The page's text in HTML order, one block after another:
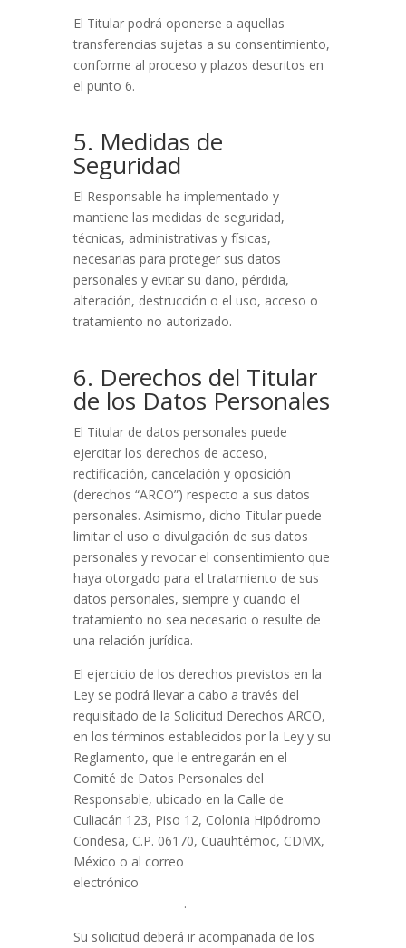
El Titular podrá oponerse a aquellas
transferencias sujetas a su consentimiento,
conforme al proceso y plazos descritos en
el punto 6.
5. Medidas de
Seguridad
El Responsable ha implementado y
mantiene las medidas de seguridad,
técnicas, administrativas y físicas,
necesarias para proteger sus datos
personales y evitar su daño, pérdida,
alteración, destrucción o el uso, acceso o
tratamiento no autorizado.
6. Derechos del Titular
de los Datos Personales
El Titular de datos personales puede
ejercitar los derechos de acceso,
rectificación, cancelación y oposición
(derechos “ARCO”) respecto a sus datos
personales. Asimismo, dicho Titular puede
limitar el uso o divulgación de sus datos
personales y revocar el consentimiento que
haya otorgado para el tratamiento de sus
datos personales, siempre y cuando el
tratamiento no sea necesario o resulte de
una relación jurídica.
El ejercicio de los derechos previstos en la
Ley se podrá llevar a cabo a través del
requisitado de la Solicitud Derechos ARCO,
en los términos establecidos por la Ley y su
Reglamento, que le entregarán en el
Comité de Datos Personales del
Responsable, ubicado en la Calle de
Culiacán 123, Piso 12, Colonia Hipódromo
Condesa, C.P. 06170, Cuauhtémoc, CDMX,
México o al correo
electrónico
.
Su solicitud deberá ir acompañada de los